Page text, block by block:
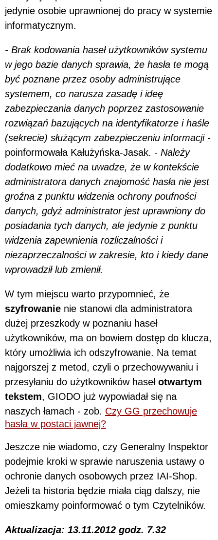
jedynie osobie uprawnionej do pracy w systemie
informatycznym.
- Brak kodowania haseł użytkowników systemu
w jego bazie danych sprawia, że hasła te mogą
być poznane przez osoby administrujące
systemem, co narusza zasadę i ideę
zabezpieczania danych poprzez zastosowanie
rozwiązań bazujących na identyfikatorze i haśle
(sekrecie) służącym zabezpieczeniu informacji-
poinformowała Kałużyńska-Jasak. - Należy
dodatkowo mieć na uwadze, że w kontekście
administratora danych znajomość hasła nie jest
groźna z punktu widzenia ochrony poufności
danych, gdyż administrator jest uprawniony do
posiadania tych danych, ale jedynie z punktu
widzenia zapewnienia rozliczalności i
niezaprzeczalności w zakresie, kto i kiedy dane
wprowadził lub zmienił.
W tym miejscu warto przypomnieć, że
szyfrowanie nie stanowi dla administratora
dużej przeszkody w poznaniu haseł
użytkowników, ma on bowiem dostęp do klucza,
który umożliwia ich odszyfrowanie. Na temat
najgorszej z metod, czyli o przechowywaniu i
przesyłaniu do użytkowników haseł otwartym
tekstem, GIODO już wypowiadał się na
naszych łamach - zob. Czy GG przechowuje
hasła w postaci jawnej?
Jeszcze nie wiadomo, czy Generalny Inspektor
podejmie kroki w sprawie naruszenia ustawy o
ochronie danych osobowych przez IAI-Shop.
Jeżeli ta historia będzie miała ciąg dalszy, nie
omieszkamy poinformować o tym Czytelników.
Aktualizacja: 13.11.2012 godz. 7.32